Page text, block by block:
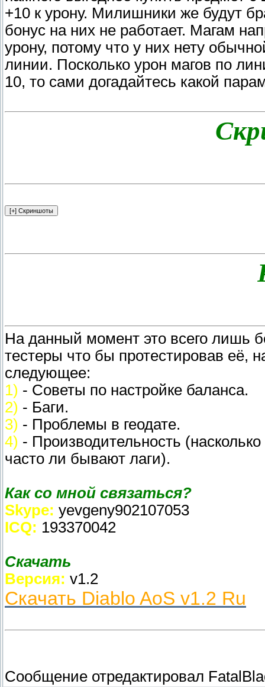
+10 к урону. Милишники же будут
бонус на них не работает. Магам
урону, потому что у них нету
линии. Посколько урон магов по
10, то сами догадайтесь какой
На данный момент это всего лишь
тестеры что бы протестировав её,
следующее:
1) - Советы по настройке баланса.
2) - Баги.
3) - Проблемы в геодате.
4) - Производительность
часто ли бывают лаги).
Как со мной связаться?
Skype: yevgeny902107053
ICQ: 193370042
Скачать
Версия: v1.2
Cкачать Diablo AoS v1.2 Ru
Сообщение отредактировал